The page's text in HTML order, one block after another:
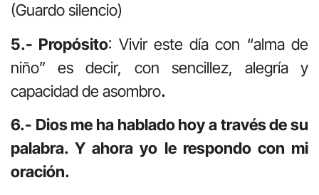
(Guardo silencio)
5.- Propósito: Vivir este día con “alma de
niño” es decir, con sencillez, alegría y
capacidad de asombro.
6.- Dios me ha hablado hoy a través de su
palabra. Y ahora yo le respondo con mi
oración.